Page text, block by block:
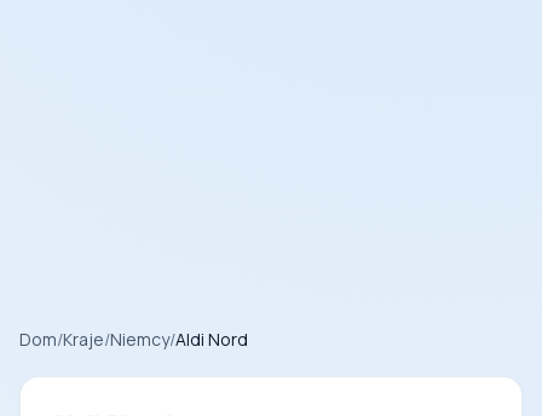
Dom/Kraje/Niemcy/Aldi Nord